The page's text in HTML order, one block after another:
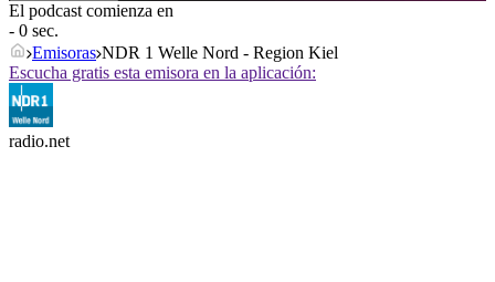
El podcast comienza en
- 0 sec.
Emisoras NDR 1 Welle Nord - Region Kiel
Escucha gratis esta emisora en la aplicación:
radio.net